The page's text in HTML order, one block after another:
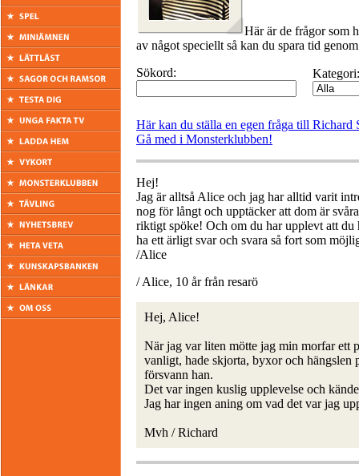
Här är de frågor som
av något speciellt så kan du spara tid
Sökord:
Kategori:
Här kan du ställa en egen fråga till Richard
Gå med i Monsterklubben!
Hej!
Jag är alltså Alice och jag har alltid varit
nog för långt och upptäcker att dom är
riktigt spöke! Och om du har upplevt att du
ha ett ärligt svar och svara så fort som
/Alice
/ Alice, 10 år från resarö
Hej, Alice!
När jag var liten mötte jag min morfar ett
vanligt, hade skjorta, byxor och hängslen
försvann han.
Det var ingen kuslig upplevelse och
Jag har ingen aning om vad det var jag
Mvh / Richard